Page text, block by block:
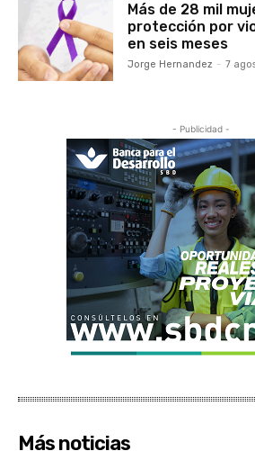
Más de 28 mil
protección por
en seis meses
Jorge Hernandez - 7
- Publicidad -
Más noticias